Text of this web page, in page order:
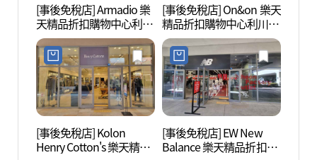
[事後免稅店] Armadio 樂
天精品折扣購物中心利川
店(아르마디오 롯데프리
미엄아울렛 이천점)
[事後免稅店] On&on 樂天
精品折扣購物中心利川店
(온앤온 롯데프리미엄아
울렛 이천점)
[事後免稅店] Kolon
Henry Cotton's 樂天精品
[事後免稅店] EW New
Balance 樂天精品折扣購